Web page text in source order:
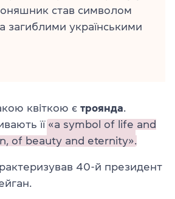
став символом
загиблими українськими
квіткою є троянда.
її «a symbol of life and
of beauty and eternity».
40-й президент